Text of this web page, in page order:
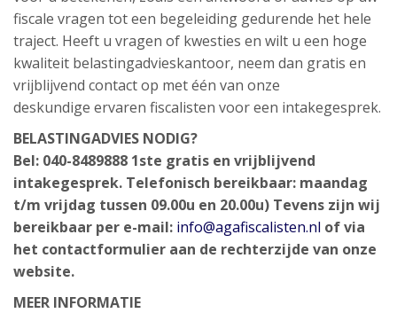
fiscale vragen tot een begeleiding gedurende het hele
traject. Heeft u vragen of kwesties en wilt u een hoge
kwaliteit belastingadvieskantoor, neem dan gratis en
vrijblijvend contact op met één van onze
deskundige ervaren fiscalisten voor een intakegesprek.
BELASTINGADVIES NODIG?
Bel: 040-8489888 1ste gratis en vrijblijvend
intakegesprek. Telefonisch bereikbaar: maandag
t/m vrijdag tussen 09.00u en 20.00u) Tevens zijn wij
bereikbaar per e-mail: info@agafiscalisten.nl of via
het contactformulier aan de rechterzijde van onze
website.
MEER INFORMATIE